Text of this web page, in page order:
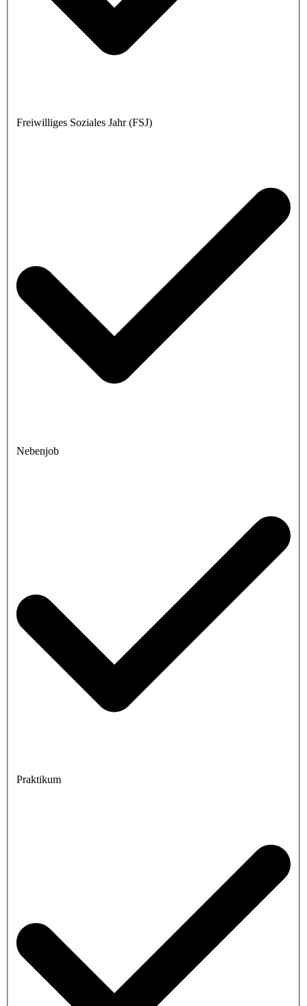
Freiwilliges Soziales Jahr (FSJ)
Nebenjob
Praktikum